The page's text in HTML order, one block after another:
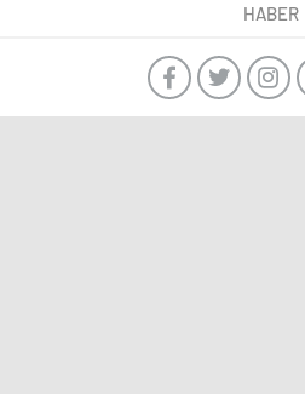
HABER